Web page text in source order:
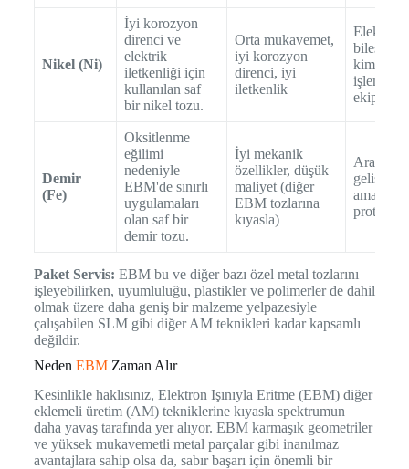
Nikel (Ni)
İyi korozyon
direnci ve
elektrik
iletkenliği için
kullanılan saf
bir nikel tozu.
Orta mukavemet,
iyi korozyon
direnci, iyi
iletkenlik
Elektrikli
kimyasal
işleme
Demir
(Fe)
Oksitlenme
eğilimi
nedeniyle
EBM'de sınırlı
uygulamaları
olan saf bir
demir tozu.
İyi mekanik
özellikler, düşük
maliyet (diğer
EBM tozlarına
kıyasla)
geliştirme
amaçlı,
Paket Servis: EBM bu ve diğer bazı özel metal tozlarını
işleyebilirken, uyumluluğu, plastikler ve polimerler de dahil
olmak üzere daha geniş bir malzeme yelpazesiyle
çalışabilen SLM gibi diğer AM teknikleri kadar kapsamlı
değildir.
Neden EBMZaman Alır
Kesinlikle haklısınız, Elektron Işınıyla Eritme (EBM) diğer
eklemeli üretim (AM) tekniklerine kıyasla spektrumun
daha yavaş tarafında yer alıyor. EBM karmaşık geometriler
ve yüksek mukavemetli metal parçalar gibi inanılmaz
avantajlara sahip olsa da, sabır başarı için önemli bir